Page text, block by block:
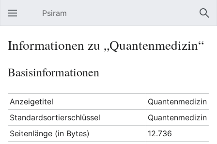
Hauptmenü öffnen Psiram
Informationen zu „Quantenmedizin“
Basisinformationen
Anzeigetitel
Quantenmedizin
Standardsortierschlüssel
Quantenmedizin
Seitenlänge (in Bytes)
12.736